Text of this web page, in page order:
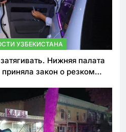
УЗБЕКИСТАНА
Нижняя палата
закон о резком